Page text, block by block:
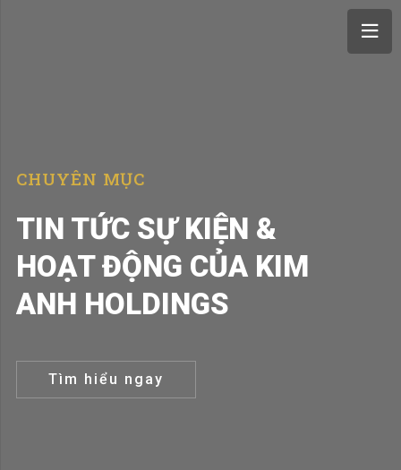
TIN TỨC SỰ KIỆN &
HOẠT ĐỘNG CỦA KIM
ANH HOLDINGS
CHUYÊN MỤC
Tìm hiểu ngay